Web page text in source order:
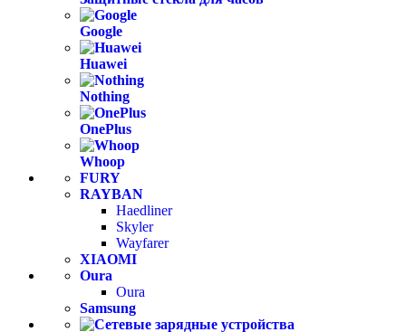
Google
Huawei
Nothing
OnePlus
Whoop
FURY
RAYBAN
Haedliner
Skyler
Wayfarer
XIAOMI
Oura
Oura
Samsung